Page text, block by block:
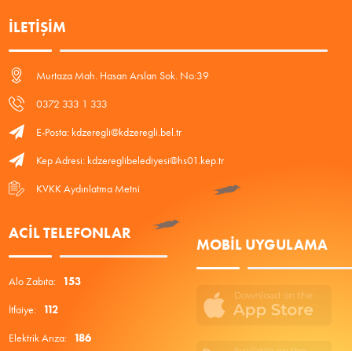
İLETIŞIM
Murtaza Mah. Hasan Arslan Sok. No:39
0372 333 1 333
E-Posta: kdzeregli@kdzeregli.bel.tr
Kep Adresi: kdzereglibelediyesi@hs01.kep.tr
KVKK Aydınlatma Metni
ACIL TELEFONLAR
Alo Zabıta: 153
İtfaiye: 112
Elektrik Arıza: 186
MOBIL UYGULAMA